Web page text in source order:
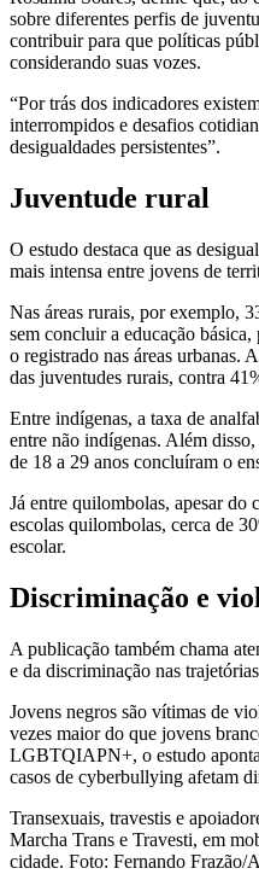
sobre diferentes perfis de
contribuir para que políticas
considerando suas vozes.
“Por trás dos indicadores
interrompidos e desafios
desigualdades persistentes”.
Juventude rural
O estudo destaca que as
mais intensa entre jovens de
Nas áreas rurais, por exemplo,
sem concluir a educação
o registrado nas áreas urbanas.
das juventudes rurais, contra
Entre indígenas, a taxa de
entre não indígenas. Além
de 18 a 29 anos concluíram o
Já entre quilombolas, apesar do
escolas quilombolas, cerca de
escolar.
Discriminação e
A publicação também chama
e da discriminação nas
Jovens negros são vítimas de
vezes maior do que jovens
LGBTQIAPN+, o estudo
casos de cyberbullying afetam
Transexuais, travestis e
Marcha Trans e Travesti, em
cidade. Foto: Fernando Frazão/